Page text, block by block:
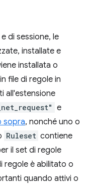
di sessione, le
installate e
installata o
file di regole in
all'estensione
e
sopra, nonché uno o
Ruleset contiene
il set di regole
regole è abilitato o
quando attivi o